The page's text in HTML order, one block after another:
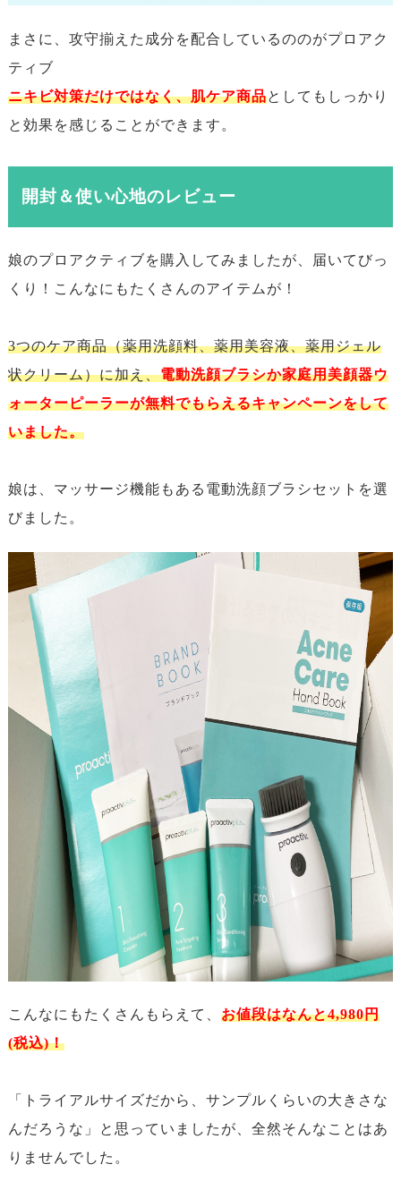
まさに、攻守揃えた成分を配合しているののがプロアク
ティブ
ニキビ対策だけではなく、肌ケア商品としてもしっかり
と効果を感じることができます。
開封＆使い心地のレビュー
娘のプロアクティブを購入してみましたが、届いてびっ
くり！こんなにもたくさんのアイテムが！
3つのケア商品（薬用洗顔料、薬用美容液、薬用ジェル
状クリーム）に加え、電動洗顔ブラシか家庭用美顔器ウ
ォーターピーラーが無料でもらえるキャンペーンをして
いました。
娘は、マッサージ機能もある電動洗顔ブラシセットを選
びました。
こんなにもたくさんもらえて、 お値段はなんと4,980円
(税込)！
「トライアルサイズだから、サンプルくらいの大きさな
んだろうな」と思っていましたが、全然そんなことはあ
りませんでした。